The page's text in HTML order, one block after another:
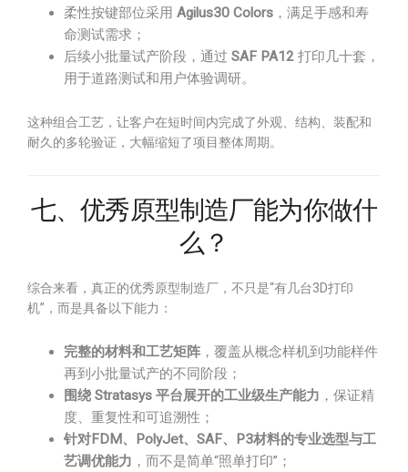
柔性按键部位采用 Agilus30 Colors ，满足手感和寿
命测试需求；
后续小批量试产阶段，通过 SAF PA12 打印几十套，
用于道路测试和用户体验调研。
这种组合工艺，让客户在短时间内完成了外观、结构、装配和
耐久的多轮验证，大幅缩短了项目整体周期。
七、优秀原型制造厂能为你做什
么？
综合来看，真正的优秀原型制造厂，不只是“有几台3D打印
机”，而是具备以下能力：
完整的材料和工艺矩阵 ，覆盖从概念样机到功能样件
再到小批量试产的不同阶段；
围绕 Stratasys 平台展开的工业级生产能力 ，保证精
度、重复性和可追溯性；
针对FDM、PolyJet、SAF、P3材料的专业选型与工
艺调优能力 ，而不是简单“照单打印”；